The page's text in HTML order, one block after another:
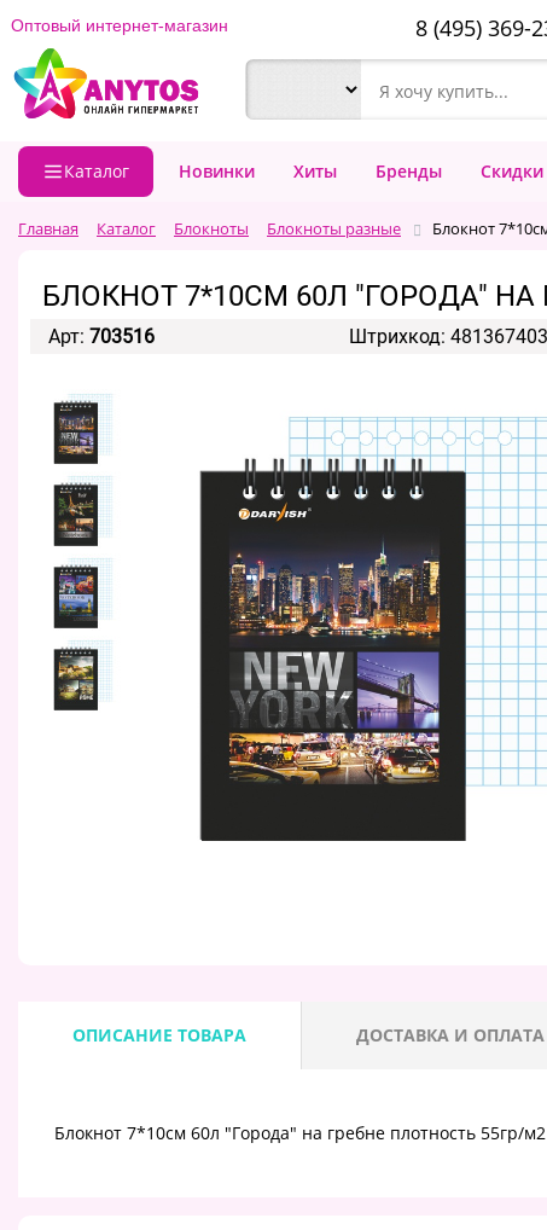
Оптовый интернет-магазин 8 (495) 369-
Каталог Новинки Хиты Бренды Скидки
Главная Каталог Блокноты Блокноты разные Блокнот
БЛОКНОТ 7*10СМ 60Л "ГОРОДА"
Арт: 703516 Штрихкод:
ОПИСАНИЕ ТОВАРА ДОСТАВКА И ОПЛАТА
Блокнот 7*10см 60л "Города" на гребне плотность 55гр/м2